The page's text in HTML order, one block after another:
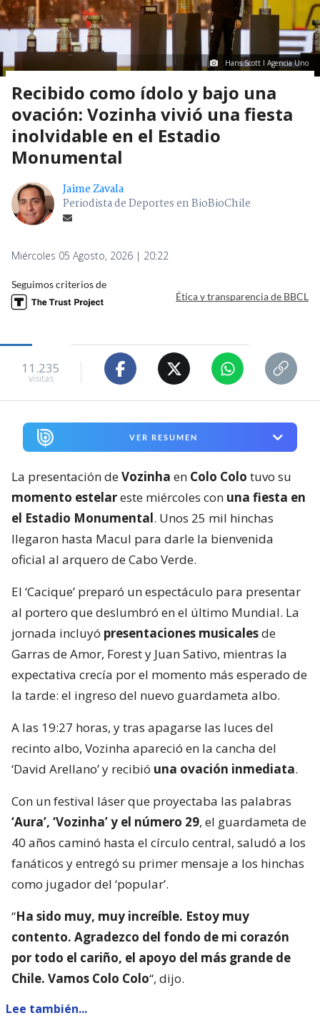
Hans Scott I Agencia Uno
Recibido como ídolo y bajo una
ovación: Vozinha vivió una fiesta
inolvidable en el Estadio
Monumental
Jaime Zavala
Periodista de Deportes en BioBioChile
Miércoles 05 Agosto, 2026 | 20:22
Seguimos criterios de
Ética y transparencia de BBCL
11.235
visitas
VER RESUMEN
La presentación deVozinha en Colo Colo tuvo su
momento estelareste miércoles con una fiesta en
el Estadio Monumental. Unos 25 mil hinchas
llegaron hasta Macul para darle la bienvenida
oficial al arquero de Cabo Verde.
El ‘Cacique’ preparó un espectáculo para presentar
al portero que deslumbró en el último Mundial. La
jornada incluyó presentaciones musicalesde
Garras de Amor, Forest y Juan Sativo, mientras la
expectativa crecía por el momento más esperado de
la tarde: el ingreso del nuevo guardameta albo.
A las 19:27 horas, y tras apagarse las luces del
recinto albo, Vozinha apareció en la cancha del
‘David Arellano’ y recibió una ovación inmediata.
Con un festival láser que proyectaba las palabras
‘Aura’, ‘Vozinha’ y el número 29, el guardameta de
40 años caminó hasta el círculo central, saludó a los
fanáticos y entregó su primer mensaje a los hinchas
como jugador del ‘popular’.
“Ha sido muy, muy increíble. Estoy muy
contento. Agradezco del fondo de mi corazón
por todo el cariño, el apoyo del más grande de
Chile. Vamos Colo Colo“, dijo.
Lee también...